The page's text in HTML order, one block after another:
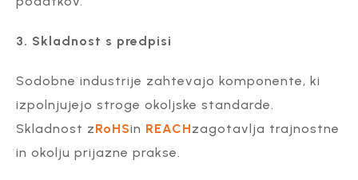
3. Skladnost s predpisi
Sodobne industrije zahtevajo komponente, ki
izpolnjujejo stroge okoljske standarde.
Skladnost zRoHSin REACHzagotavlja trajnostne
in okolju prijazne prakse.